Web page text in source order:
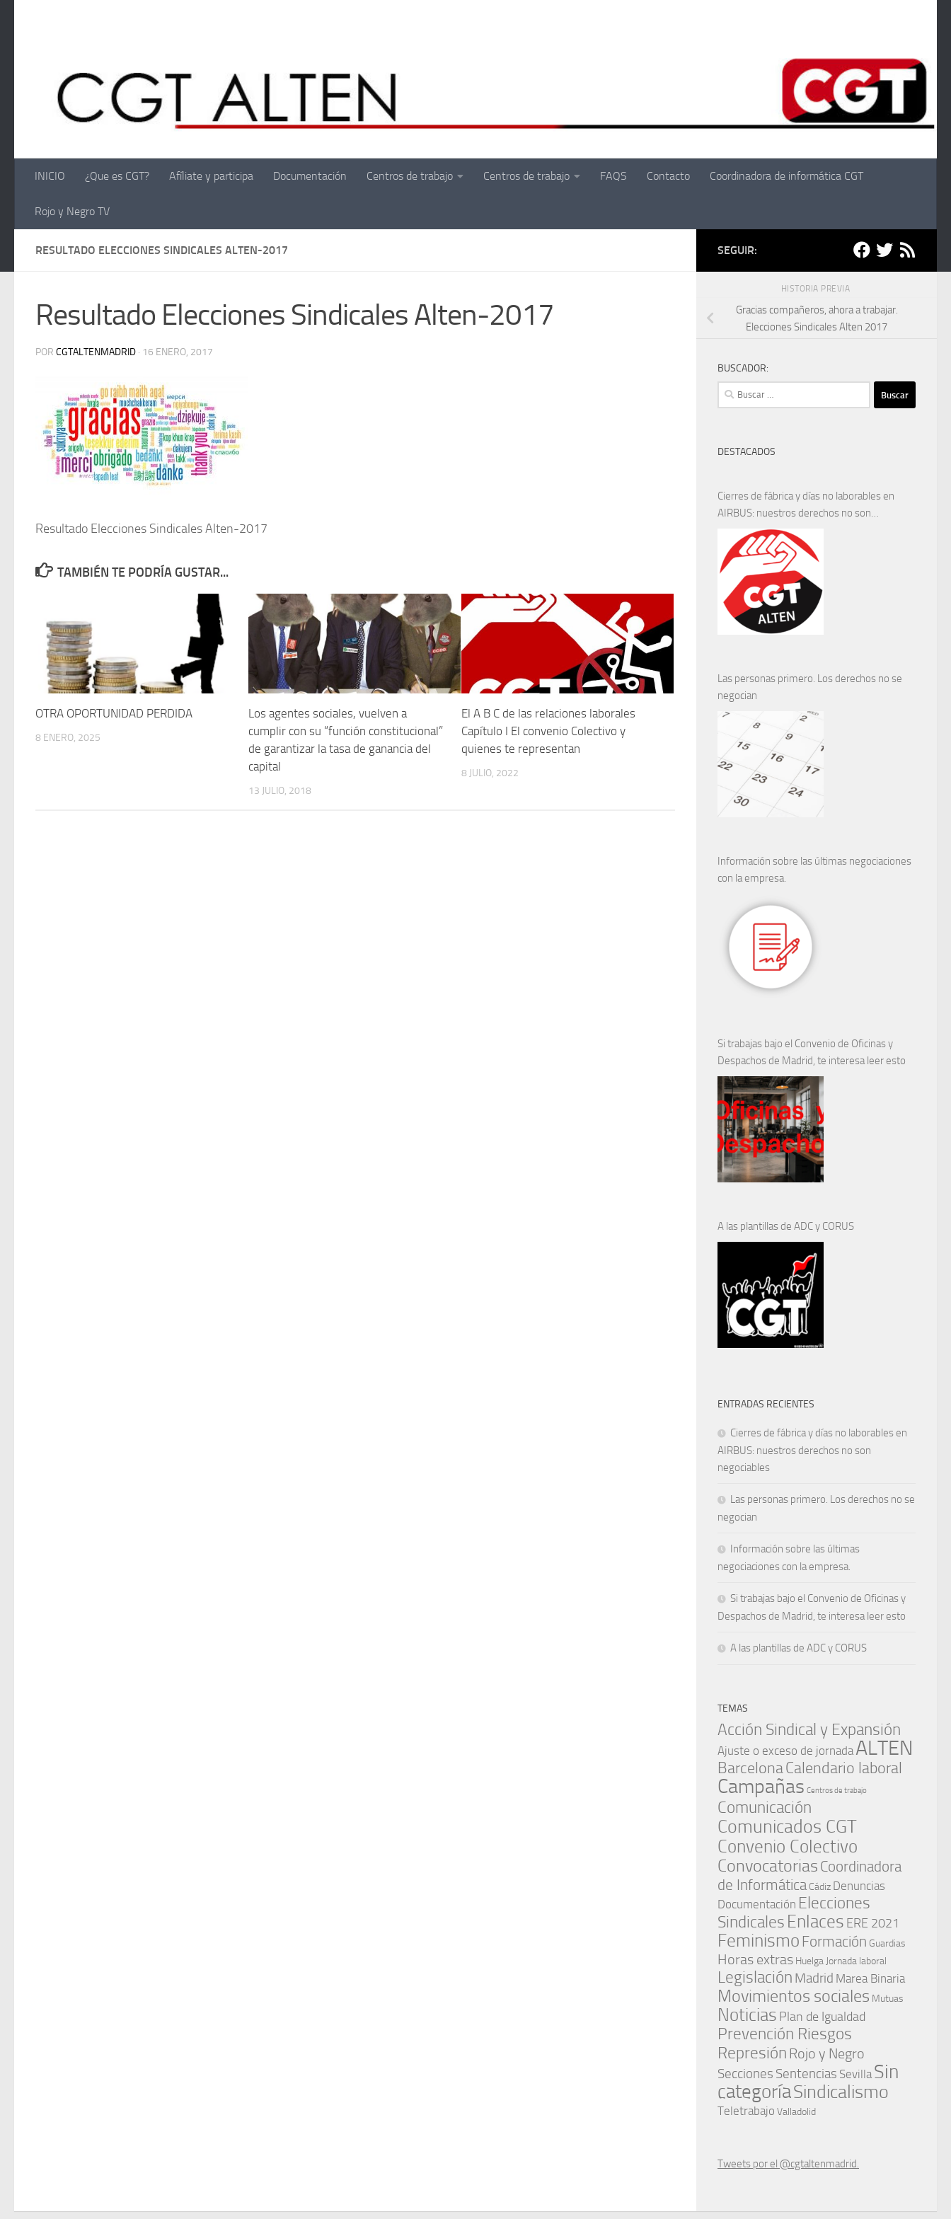
INICIO ¿Que es CGT? Afíliate y participa Documentación Centros de trabajo Centros de trabajo FAQS Contacto Coordinadora de informática CGT
Rojo y Negro TV
RESULTADO ELECCIONES SINDICALES ALTEN-2017
Resultado Elecciones Sindicales Alten-2017
POR CGTALTENMADRID · 16 ENERO, 2017
Resultado Elecciones Sindicales Alten-2017
TAMBIÉN TE PODRÍA GUSTAR...
OTRA OPORTUNIDAD PERDIDA
8 ENERO, 2025
Los agentes sociales, vuelven a
cumplir con su “función constitucional”
de garantizar la tasa de ganancia del
capital
13 JULIO, 2018
El A B C de las relaciones laborales
Capítulo I El convenio Colectivo y
quienes te representan
8 JULIO, 2022
SEGUIR:
HISTORIA PREVIA
Gracias compañeros, ahora a trabajar.
Elecciones Sindicales Alten 2017
BUSCADOR:
Buscar:
DESTACADOS
Cierres de fábrica y días no laborables en
AIRBUS: nuestros derechos no son
negociables
Las personas primero. Los derechos no se
negocian
Información sobre las últimas negociaciones
con la empresa.
Si trabajas bajo el Convenio de Oficinas y
Despachos de Madrid, te interesa leer esto
A las plantillas de ADC y CORUS
ENTRADAS RECIENTES
Cierres de fábrica y días no laborables en
AIRBUS: nuestros derechos no son
negociables
Las personas primero. Los derechos no se
negocian
Información sobre las últimas
negociaciones con la empresa.
Si trabajas bajo el Convenio de Oficinas y
Despachos de Madrid, te interesa leer esto
A las plantillas de ADC y CORUS
TEMAS
Acción Sindical y Expansión
Ajuste o exceso de jornada ALTEN
BarcelonaCalendario laboral
Campañas Centros de trabajo
Comunicación
Comunicados CGT
Convenio Colectivo
Convocatorias Coordinadora
de Informática Cádiz Denuncias
Documentación Elecciones
Sindicales Enlaces ERE 2021
Feminismo Formación Guardias
Horas extras Huelga Jornada laboral
Legislación Madrid Marea Binaria
Movimientos sociales Mutuas
Noticias Plan de Igualdad
Prevención Riesgos
Represión Rojo y Negro
Secciones Sentencias Sevilla Sin
categoríaSindicalismo
Teletrabajo Valladolid
Tweets por el @cgtaltenmadrid.